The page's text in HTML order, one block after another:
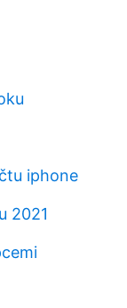
iphone
2021